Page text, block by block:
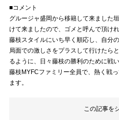
■コメント
グルージャ盛岡から移籍して来ました
けて来ましたので、ゴメと呼んで頂け
藤枝スタイルにいち早く順応し、自分
局面での激しさをプラスして行けたら
るように、日々藤枝の勝利のために戦
藤枝MYFCファミリー全員で、熱く戦
ます。
この記事を